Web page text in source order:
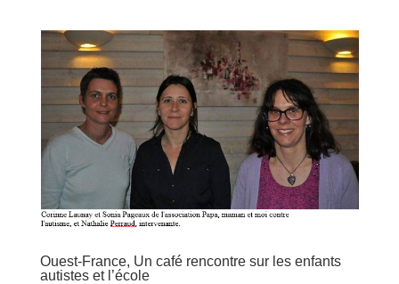
Ouest-France, Un café rencontre sur les enfants
autistes et l’école